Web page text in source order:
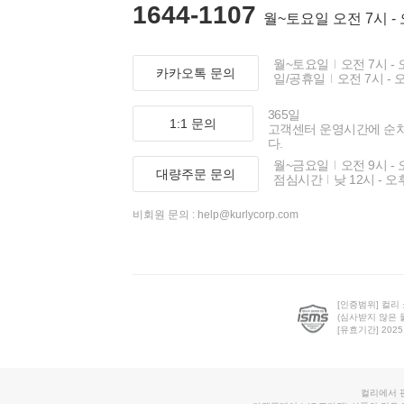
1644-1107 월~토요일 오전 7시 -
카카오톡 문의
월~토요일
오전 7시 -
일/공휴일
오전 7시 -
1:1 문의
365일
고객센터 운영시간에 순
다.
대량주문 문의
월~금요일
오전 9시 -
점심시간
낮 12시 - 오
비회원 문의 : help@kurlycorp.com
[인증범위] 컬리
(심사받지 않은
[유효기간]
컬리에서